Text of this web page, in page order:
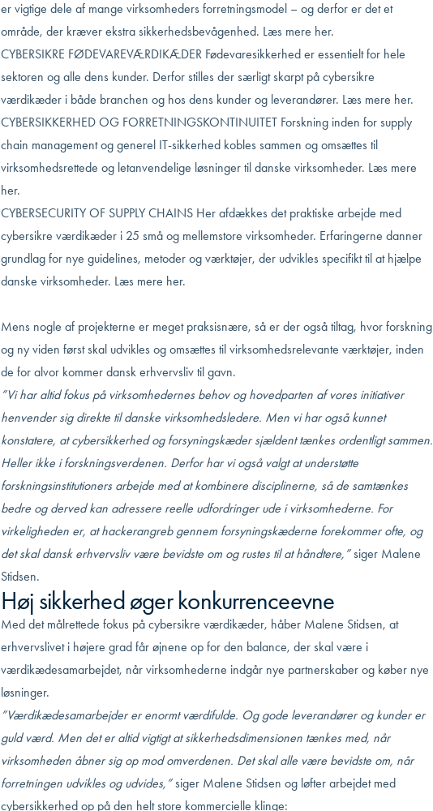
er vigtige dele af mange virksomheders forretningsmodel – og derfor er det et
område, der kræver ekstra sikkerhedsbevågenhed. Læs mere her.
CYBERSIKRE FØDEVAREVÆRDIKÆDER Fødevaresikkerhed er essentielt for hele
sektoren og alle dens kunder. Derfor stilles der særligt skarpt på cybersikre
værdikæder i både branchen og hos dens kunder og leverandører. Læs mere her.
CYBERSIKKERHED OG FORRETNINGSKONTINUITET Forskning inden for supply
chain management og generel IT-sikkerhed kobles sammen og omsættes til
virksomhedsrettede og letanvendelige løsninger til danske virksomheder. Læs mere
her.
CYBERSECURITY OF SUPPLY CHAINS Her afdækkes det praktiske arbejde med
cybersikre værdikæder i 25 små og mellemstore virksomheder. Erfaringerne danner
grundlag for nye guidelines, metoder og værktøjer, der udvikles specifikt til at hjælpe
danske virksomheder. Læs mere her.
Mens nogle af projekterne er meget praksisnære, så er der også tiltag, hvor forskning
og ny viden først skal udvikles og omsættes til virksomhedsrelevante værktøjer, inden
de for alvor kommer dansk erhvervsliv til gavn.
”Vi har altid fokus på virksomhedernes behov og hovedparten af vores initiativer
henvender sig direkte til danske virksomhedsledere. Men vi har også kunnet
konstatere, at cybersikkerhed og forsyningskæder sjældent tænkes ordentligt sammen.
Heller ikke i forskningsverdenen. Derfor har vi også valgt at understøtte
forskningsinstitutioners arbejde med at kombinere disciplinerne, så de samtænkes
bedre og derved kan adressere reelle udfordringer ude i virksomhederne. For
virkeligheden er, at hackerangreb gennem forsyningskæderne forekommer ofte, og
det skal dansk erhvervsliv være bevidste om og rustes til at håndtere,”siger Malene
Stidsen.
Høj sikkerhed øger konkurrenceevne
Med det målrettede fokus på cybersikre værdikæder, håber Malene Stidsen, at
erhvervslivet i højere grad får øjnene op for den balance, der skal være i
værdikædesamarbejdet, når virksomhederne indgår nye partnerskaber og køber nye
løsninger.
”Værdikædesamarbejder er enormt værdifulde. Og gode leverandører og kunder er
guld værd. Men det er altid vigtigt at sikkerhedsdimensionen tænkes med, når
virksomheden åbner sig op mod omverdenen. Det skal alle være bevidste om, når
forretningen udvikles og udvides,”siger Malene Stidsen og løfter arbejdet med
cybersikkerhed op på den helt store kommercielle klinge: